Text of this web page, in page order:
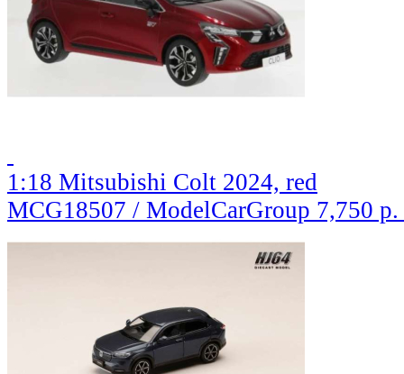
1:18 Mitsubishi Colt 2024, red
MCG18507 / ModelCarGroup 7,750 р.